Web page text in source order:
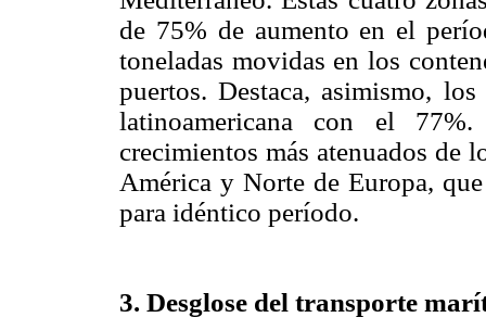
de 75% de aumento en el
toneladas movidas en los
puertos. Destaca, asimismo,
latinoamericana con el
crecimientos más atenuados de
América y Norte de Europa,
para idéntico período.
3. Desglose del transporte